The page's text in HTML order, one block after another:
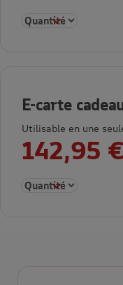
Sélectionner la
E-carte
Utilisable en une
142,95
Sélectionner la